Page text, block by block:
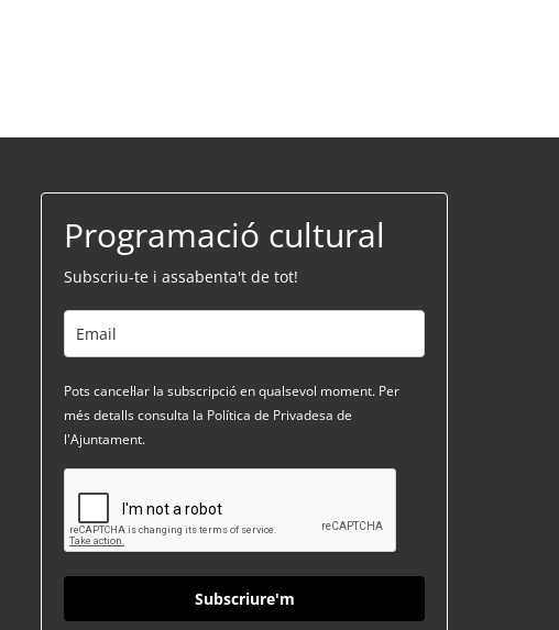
Programació cultural
Subscriu-te i assabenta't de tot!
Pots cancel·lar la subscripció en qualsevol moment. Per
més detalls consulta la Política de Privadesa de
l'Ajuntament.
Subscriure'm